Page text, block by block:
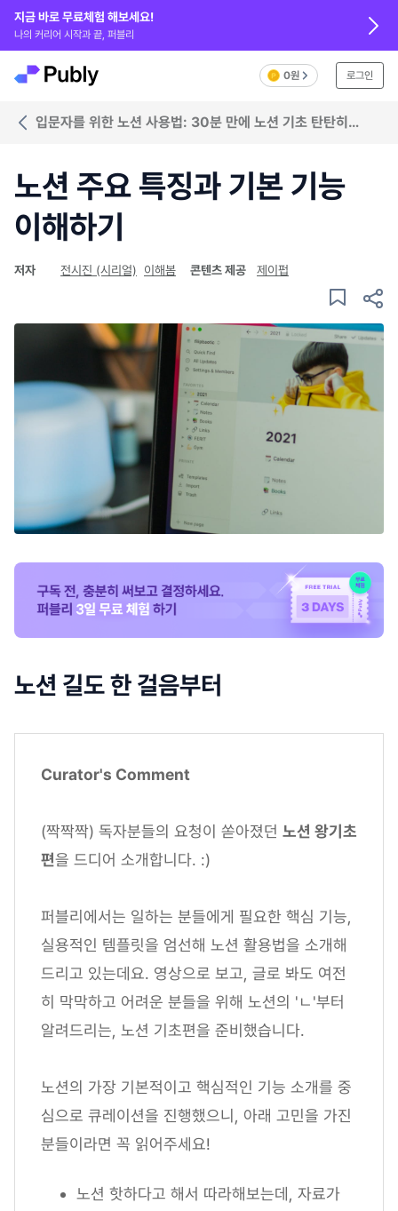
지금 바로 무료체험 해보세요!
나의 커리어 시작과 끝, 퍼블리
0원 로그인
입문자를 위한 노션 사용법: 30분 만에 노션 기초 탄탄히
노션 주요 특징과 기본 기능
이해하기
저자 전시진 (시리얼) 이해봄 콘텐츠 제공 제이펍
노션 길도 한 걸음부터
Curator's Comment
(짝짝짝) 독자분들의 요청이 쏟아졌던 노션 왕기초
편을 드디어 소개합니다. :)
퍼블리에서는 일하는 분들에게 필요한 핵심 기능,
실용적인 템플릿을 엄선해 노션 활용법을 소개해
드리고 있는데요. 영상으로 보고, 글로 봐도 여전
히 막막하고 어려운 분들을 위해 노션의 'ㄴ'부터
알려드리는, 노션 기초편을 준비했습니다.
노션의 가장 기본적이고 핵심적인 기능 소개를 중
심으로 큐레이션을 진행했으니, 아래 고민을 가진
분들이라면 꼭 읽어주세요!
노션 핫하다고 해서 따라해보는데, 자료가